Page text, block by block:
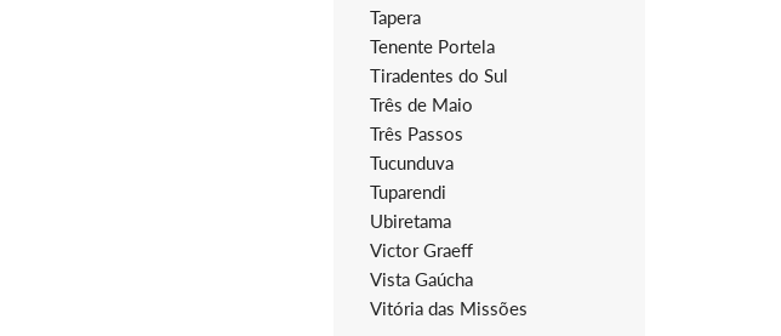
Tapera
Tenente Portela
Tiradentes do Sul
Três de Maio
Três Passos
Tucunduva
Tuparendi
Ubiretama
Victor Graeff
Vista Gaúcha
Vitória das Missões